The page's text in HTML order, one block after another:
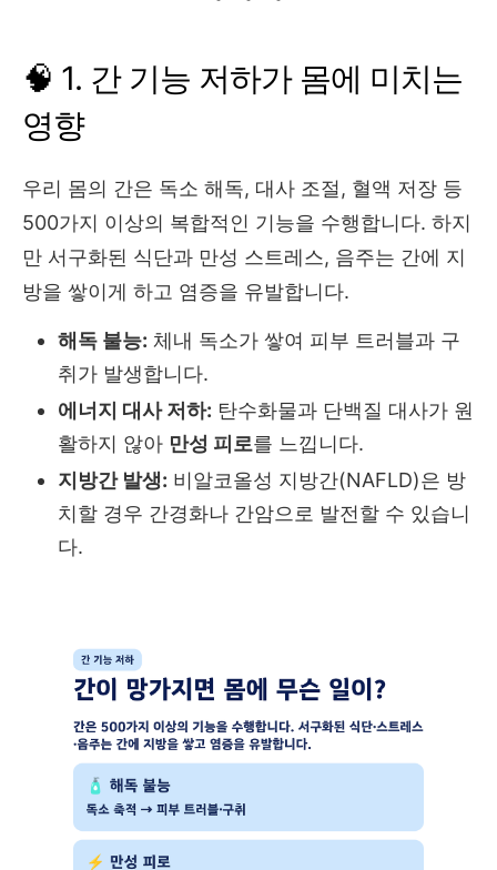
🧠 1. 간 기능 저하가 몸에 미치는
영향
우리 몸의 간은 독소 해독, 대사 조절, 혈액 저장 등
500가지 이상의 복합적인 기능을 수행합니다. 하지
만 서구화된 식단과 만성 스트레스, 음주는 간에 지
방을 쌓이게 하고 염증을 유발합니다.
해독 불능: 체내 독소가 쌓여 피부 트러블과 구
취가 발생합니다.
에너지 대사 저하: 탄수화물과 단백질 대사가 원
활하지 않아 만성 피로를 느낍니다.
지방간 발생: 비알코올성 지방간(NAFLD)은 방
치할 경우 간경화나 간암으로 발전할 수 있습니
다.